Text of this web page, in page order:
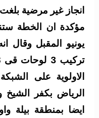
انجاز غير مرضية بلغت 35 %
الاولوية على
الرياض بكفر
ايضا بمنطقة بيلة